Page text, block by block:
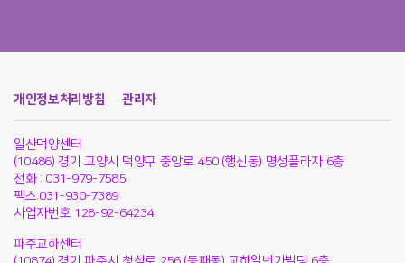
개인정보처리방침 관리자
일산덕양센터
(10486) 경기 고양시 덕양구 중앙로 450 (행신동) 명성플라자 6층
전화 : 031-979-7585
팩스:031-930-7389
사업자번호 128-92-64234
파주교하센터